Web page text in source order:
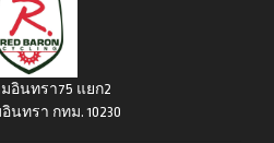
มอินทรา75 แยก2
นทรา กทม. 10230